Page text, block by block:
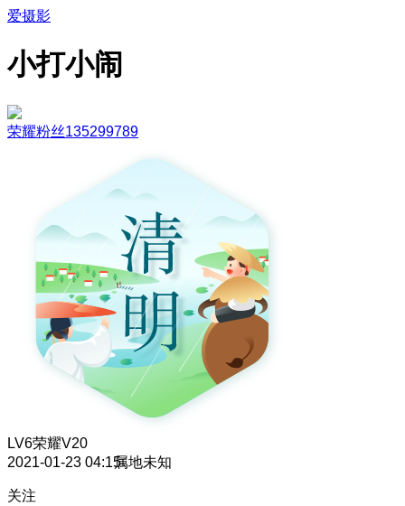
爱摄影
小打小闹
荣耀粉丝135299789
LV6荣耀V20
2021-01-23 04:15属地未知
关注